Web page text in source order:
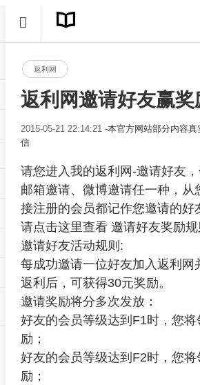
返利网
返利网邀请好友赢奖
2015-05-21 22:14:21 -本官方网站部分内容
信
请您进入我的返利网-邀请好友，
邮箱邀请、微博邀请任一种，从
接注册的会员都记作您邀请的好
请点击这里查看 邀请好友奖励规
邀请好友活动规则:
每成功邀请一位好友加入返利网
返利后，可获得30元奖励。
邀请奖励将分多次发放：
好友的会员等级达到F1时，您
励；
好友的会员等级达到F2时，您
励；